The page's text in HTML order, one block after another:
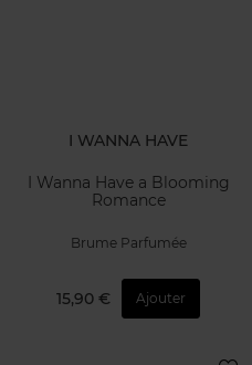
I WANNA HAVE
I Wanna Have a Blooming
Romance
Brume Parfumée
15,90 € Ajouter